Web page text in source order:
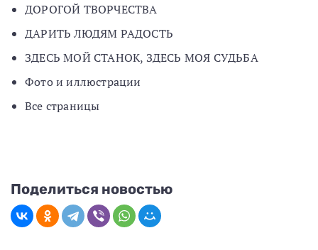
ДОРОГОЙ ТВОРЧЕСТВА
ДАРИТЬ ЛЮДЯМ РАДОСТЬ
ЗДЕСЬ МОЙ СТАНОК, ЗДЕСЬ МОЯ СУДЬБА
Фото и иллюстрации
Все страницы
Поделиться новостью